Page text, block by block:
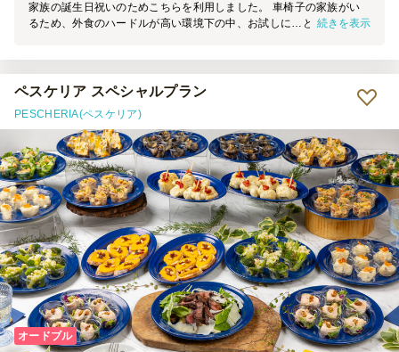
家族の誕生日祝いのためこちらを利用しました。 車椅子の家族がい
るため、外食のハードルが高い環境下の中、お試しに…と思っていた
続きを表示
ペスケリア スペシャルプラン
PESCHERIA(ペスケリア)
オードブル